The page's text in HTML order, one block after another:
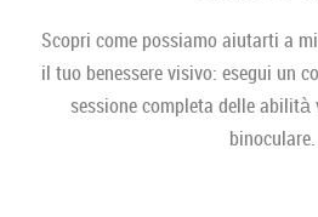
Scopri come possiamo aiutarti a
il tuo benessere visivo: esegui un
sessione completa delle abilità
binoculare.